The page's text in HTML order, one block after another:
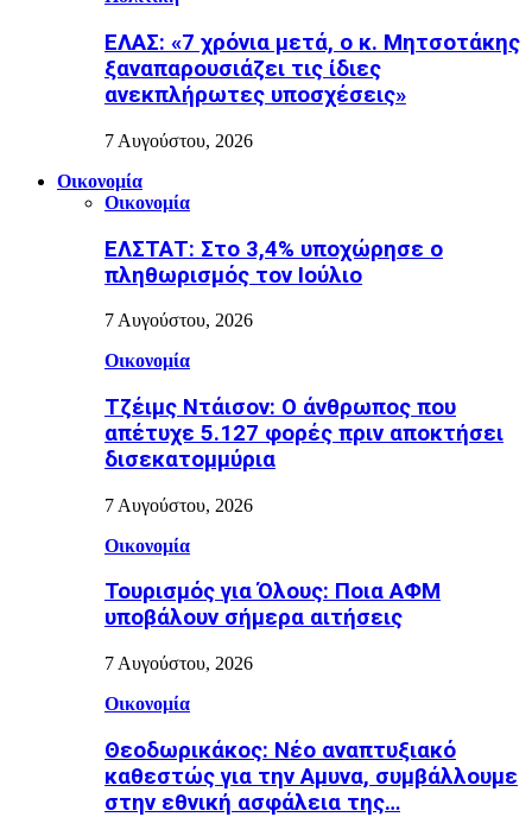
ΕΛΑΣ: «7 χρόνια μετά, ο κ. Μητσοτάκης
ξαναπαρουσιάζει τις ίδιες
ανεκπλήρωτες υποσχέσεις»
7 Αυγούστου, 2026
Οικονομία
Οικονομία
ΕΛΣΤΑΤ: Στο 3,4% υποχώρησε ο
πληθωρισμός τον Ιούλιο
7 Αυγούστου, 2026
Οικονομία
Τζέιμς Ντάισον: Ο άνθρωπος που
απέτυχε 5.127 φορές πριν αποκτήσει
δισεκατομμύρια
7 Αυγούστου, 2026
Οικονομία
Τουρισμός για Όλους: Ποια ΑΦΜ
υποβάλουν σήμερα αιτήσεις
7 Αυγούστου, 2026
Οικονομία
Θεοδωρικάκος: Νέο αναπτυξιακό
καθεστώς για την Αμυνα, συμβάλλουμε
στην εθνική ασφάλεια της…